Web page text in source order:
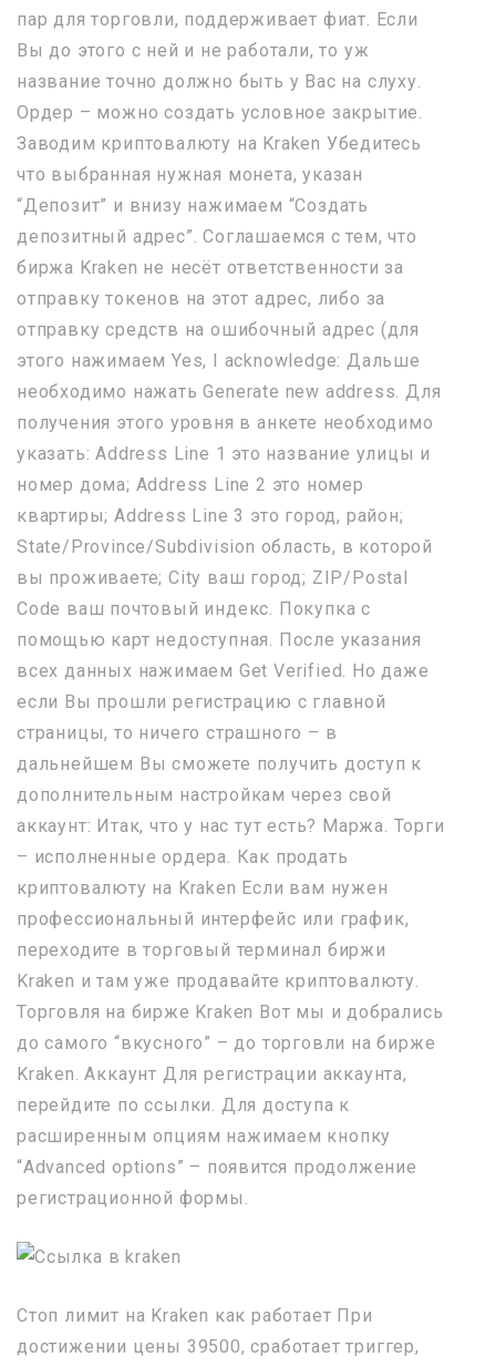
пар для торговли, поддерживает фиат. Если
Вы до этого с ней и не работали, то уж
название точно должно быть у Вас на слуху.
Ордер – можно создать условное закрытие.
Заводим криптовалюту на Kraken Убедитесь
что выбранная нужная монета, указан
“Депозит” и внизу нажимаем “Создать
депозитный адрес”. Соглашаемся с тем, что
биржа Kraken не несёт ответственности за
отправку токенов на этот адрес, либо за
отправку средств на ошибочный адрес (для
этого нажимаем Yes, I acknowledge: Дальше
необходимо нажать Generate new address. Для
получения этого уровня в анкете необходимо
указать: Address Line 1 это название улицы и
номер дома; Address Line 2 это номер
квартиры; Address Line 3 это город, район;
State/Province/Subdivision область, в которой
вы проживаете; City ваш город; ZIP/Postal
Code ваш почтовый индекс. Покупка с
помощью карт недоступная. После указания
всех данных нажимаем Get Verified. Но даже
если Вы прошли регистрацию с главной
страницы, то ничего страшного – в
дальнейшем Вы сможете получить доступ к
дополнительным настройкам через свой
аккаунт: Итак, что у нас тут есть? Маржа. Торги
– исполненные ордера. Как продать
криптовалюту на Kraken Если вам нужен
профессиональный интерфейс или график,
переходите в торговый терминал биржи
Kraken и там уже продавайте криптовалюту.
Торговля на бирже Kraken Вот мы и добрались
до самого “вкусного” – до торговли на бирже
Kraken. Аккаунт Для регистрации аккаунта,
перейдите по ссылки. Для доступа к
расширенным опциям нажимаем кнопку
“Advanced options” – появится продолжение
регистрационной формы.
Стоп лимит на Kraken как работает При
достижении цены 39500, сработает триггер,